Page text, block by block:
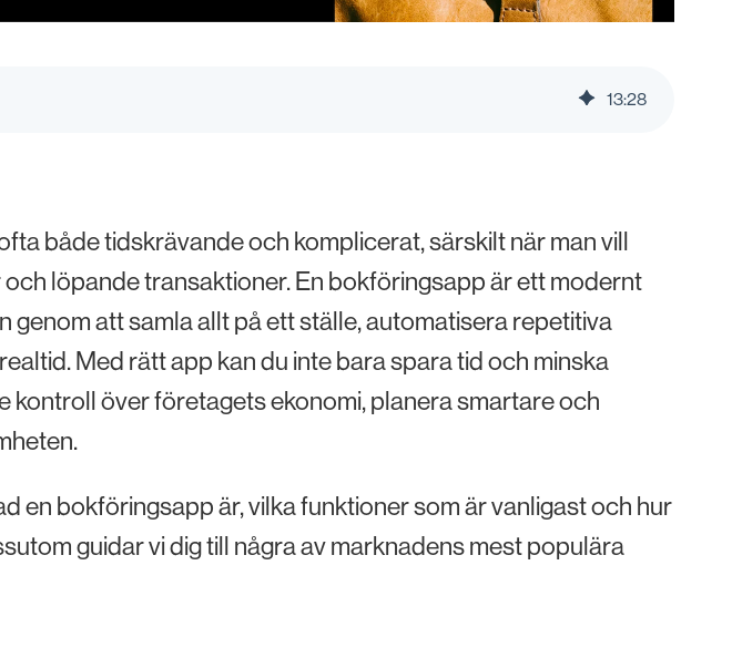
13:28
både tidskrävande och komplicerat, särskilt när man vill
löpande transaktioner. En bokföringsapp är ett modernt
att samla allt på ett ställe, automatisera repetitiva
Med rätt app kan du inte bara spara tid och minska
kontroll över företagets ekonomi, planera smartare och
en bokföringsapp är, vilka funktioner som är vanligast och hur
guidar vi dig till några av marknadens mest populära